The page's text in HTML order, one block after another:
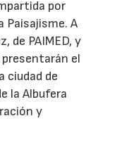
por
Paisajisme. A
de PAIMED, y
presentarán el
ciudad de
la Albufera
y